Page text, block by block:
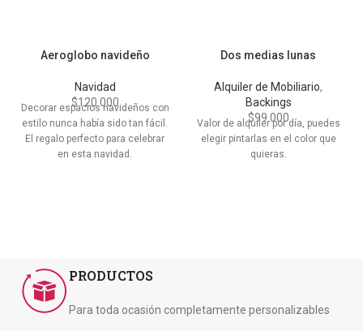
Aeroglobo navideño
Navidad
$120.000
Decorar espacios navideños con
estilo nunca había sido tan fácil.
El regalo perfecto para celebrar
en esta navidad.
Dos medias lunas
Alquiler de Mobiliario,
Backings
$99.000
Valor de alquiler por día, puedes
elegir pintarlas en el color que
quieras.
PRODUCTOS
Para toda ocasión completamente personalizables